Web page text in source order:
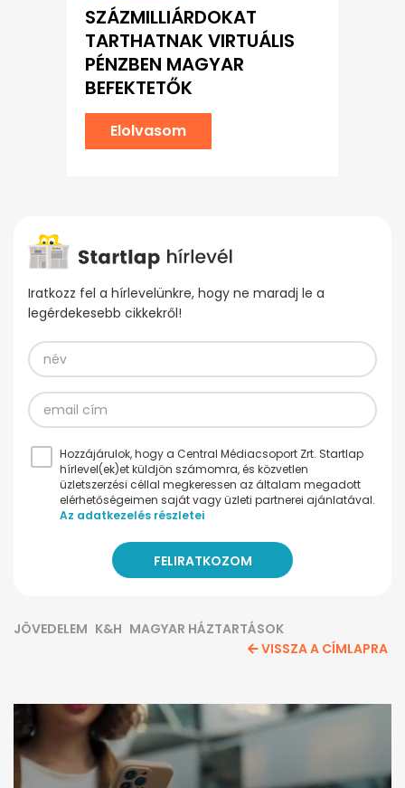
SZÁZMILLIÁRDOKAT
TARTHATNAK VIRTUÁLIS
PÉNZBEN MAGYAR
BEFEKTETŐK
Elolvasom
Iratkozz fel a hírlevelünkre, hogy ne maradj le a
legérdekesebb cikkekről!
Hozzájárulok, hogy a Central Médiacsoport Zrt. Startlap
hírlevel(ek)et küldjön számomra, és közvetlen
üzletszerzési céllal megkeressen az általam megadott
elérhetőségeimen saját vagy üzleti partnerei ajánlatával.
Az adatkezelés részletei
JÖVEDELEM K&H MAGYAR HÁZTARTÁSOK
VISSZA A CÍMLAPRA